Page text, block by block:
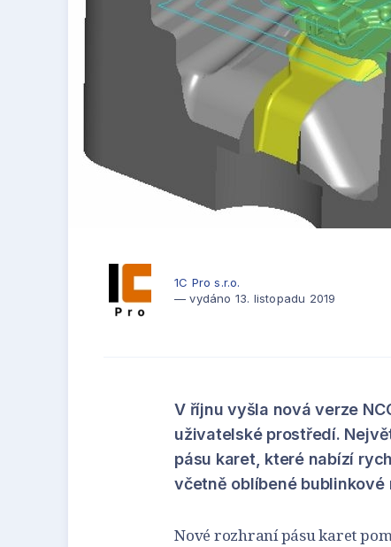
1C Pro s.r.o.
— vydáno 13. listopadu 2019
V říjnu vyšla nová verze
uživatelské prostředí.
pásu karet, které nabízí
včetně oblíbené bublinkové
Nové rozhraní pásu karet